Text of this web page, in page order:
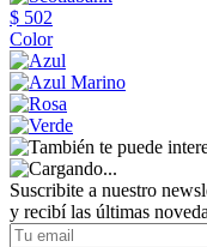
$ 502
Color
Suscribite a nuestro
y recibí las últimas